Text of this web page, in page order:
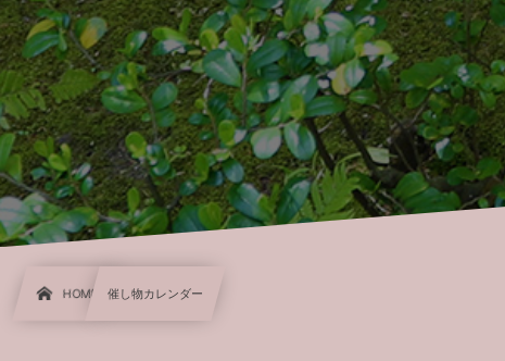
HOME 催し物カレンダー